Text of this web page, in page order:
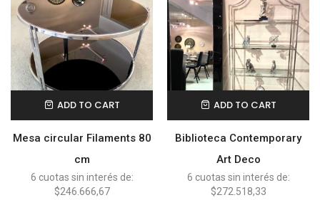
ADD TO CART
Mesa circular Filaments 80
cm
6 cuotas sin interés de:
$246.666,67
ADD TO CART
Biblioteca Contemporary
Art Deco
6 cuotas sin interés de:
$272.518,33